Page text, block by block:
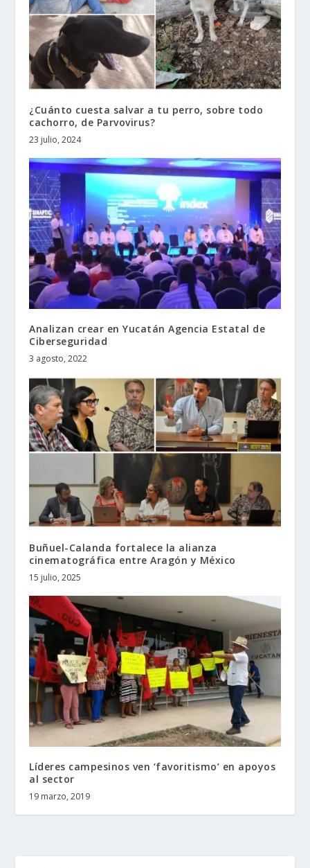
¿Cuánto cuesta salvar a tu perro, sobre todo
cachorro, de Parvovirus?
23 julio, 2024
Analizan crear en Yucatán Agencia Estatal de
Ciberseguridad
3 agosto, 2022
Buñuel-Calanda fortalece la alianza
cinematográfica entre Aragón y México
15 julio, 2025
Líderes campesinos ven ‘favoritismo’ en apoyos
al sector
19 marzo, 2019